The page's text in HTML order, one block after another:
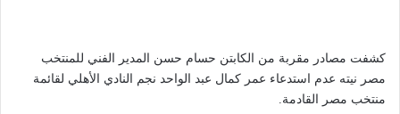
كشفت مصادر مقربة من الكابتن حسام حسن المدير الفني للمنتخب
مصر نيته عدم استدعاء عمر كمال عبد الواحد نجم النادي الأهلي لقائمة
منتخب مصر القادمة.